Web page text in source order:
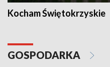
Kocham Świętokrzyskie
GOSPODARKA